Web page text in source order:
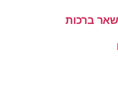
ברכות